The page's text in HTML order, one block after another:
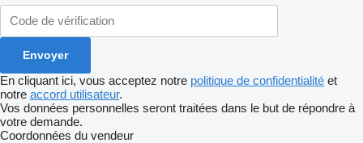
En cliquant ici, vous acceptez notre politique de confidentialité et
notre accord utilisateur.
Vos données personnelles seront traitées dans le but de répondre à
votre demande.
Coordonnées du vendeur